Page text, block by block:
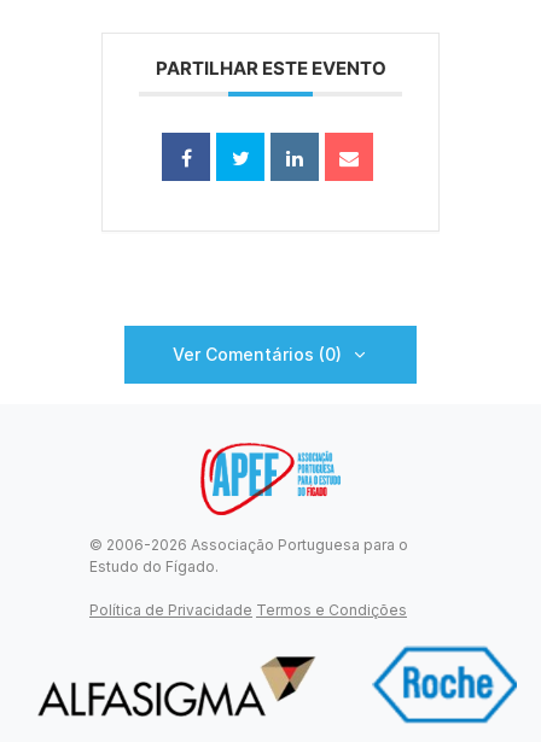
PARTILHAR ESTE EVENTO
Ver Comentários (0)
© 2006-2026 Associação Portuguesa para o
Estudo do Fígado.
Política de Privacidade Termos e Condições